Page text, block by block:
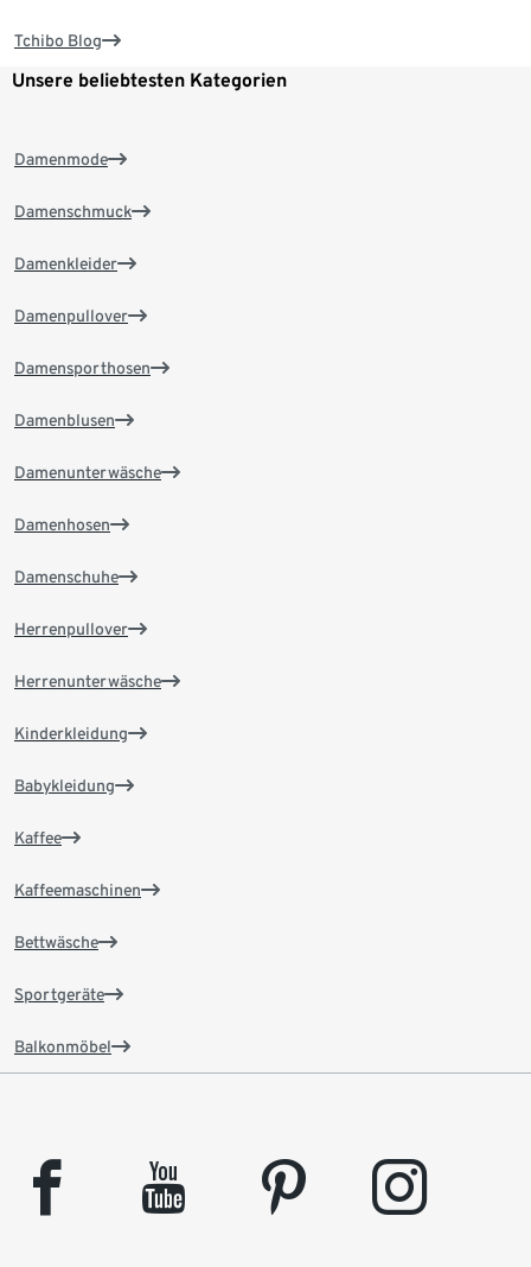
Tchibo Blog
Unsere beliebtesten Kategorien
Damenmode
Damenschmuck
Damenkleider
Damenpullover
Damensporthosen
Damenblusen
Damenunterwäsche
Damenhosen
Damenschuhe
Herrenpullover
Herrenunterwäsche
Kinderkleidung
Babykleidung
Kaffee
Kaffeemaschinen
Bettwäsche
Sportgeräte
Balkonmöbel
facebook youtube pinterest instagram